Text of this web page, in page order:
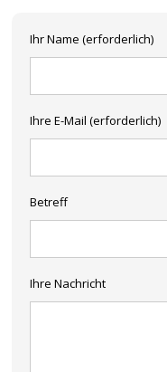
Ihr Name (erforderlich)
Ihre E-Mail (erforderlich)
Betreff
Ihre Nachricht